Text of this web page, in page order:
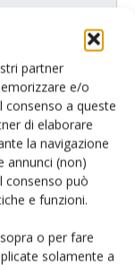
partner
e/o
consenso a queste
di elaborare
la navigazione
annunci (non)
consenso può
e funzioni.
o per fare
solamente a